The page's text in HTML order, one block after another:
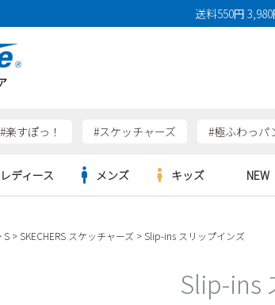
送料550円
#楽すぽっ！ #スケッチャーズ #極ふわっパ
検索
レディース
カジュアルシューズ
moz
メンズ
カジュアルシューズ
ワークシューズ
キッズ
Parade
NEW
入荷
トートバッグ
S SKECHERS スケッチャーズ Slip-ins スリップインズ
Slip-ins